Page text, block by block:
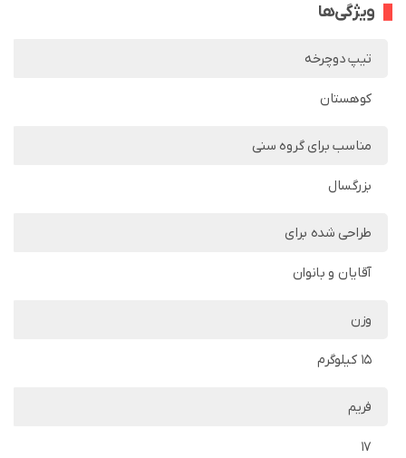
ویژگی‌ها
تیپ دوچرخه
کوهستان
مناسب برای گروه سنی
بزرگسال
طراحی شده برای
آقایان و بانوان
وزن
15 کیلوگرم
فریم
17